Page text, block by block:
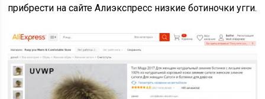
прибрести на сайте Алиэкспресс низкие ботиночки угги.